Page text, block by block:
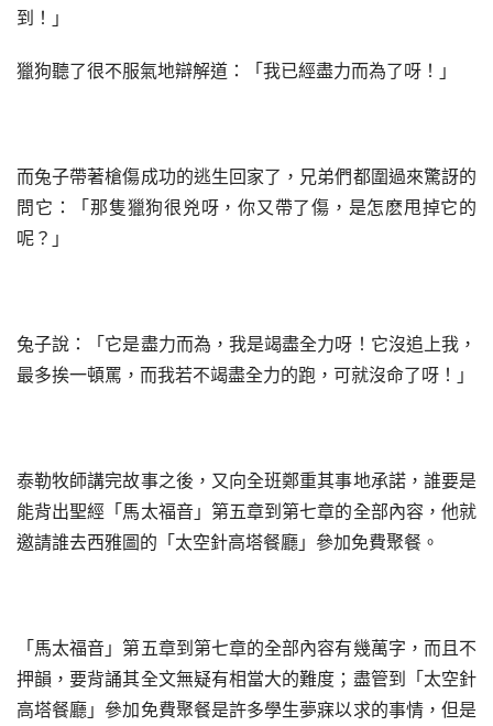
到！」
獵狗聽了很不服氣地辯解道：「我已經盡力而為了呀！」
而兔子帶著槍傷成功的逃生回家了，兄弟們都圍過來驚訝的
問它：「那隻獵狗很兇呀，你又帶了傷，是怎麽甩掉它的
呢？」
兔子說：「它是盡力而為，我是竭盡全力呀！它沒追上我，
最多挨一頓罵，而我若不竭盡全力的跑，可就沒命了呀！」
泰勒牧師講完故事之後，又向全班鄭重其事地承諾，誰要是
能背出聖經「馬太福音」第五章到第七章的全部內容，他就
邀請誰去西雅圖的「太空針高塔餐廳」參加免費聚餐。
「馬太福音」第五章到第七章的全部內容有幾萬字，而且不
押韻，要背誦其全文無疑有相當大的難度；盡管到「太空針
高塔餐廳」參加免費聚餐是許多學生夢寐以求的事情，但是